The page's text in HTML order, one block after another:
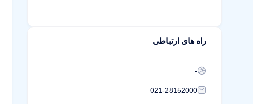
راه های ارتباطی
-
021-28152000